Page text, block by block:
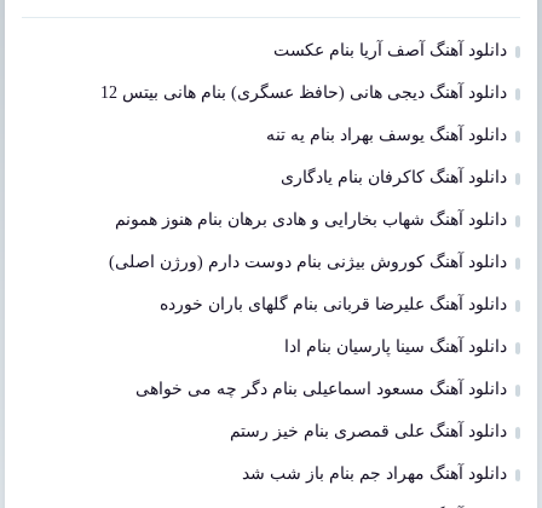
دانلود آهنگ آصف آریا بنام عکست
دانلود آهنگ دیجی هانی (حافظ عسگری) بنام هانی بیتس 12
دانلود آهنگ یوسف بهراد بنام یه تنه
دانلود آهنگ کاکرفان بنام یادگاری
دانلود آهنگ شهاب بخارایی و هادی برهان بنام هنوز همونم
دانلود آهنگ کوروش بیژنی بنام دوست دارم (ورژن اصلی)
دانلود آهنگ علیرضا قربانی بنام گلهای باران خورده
دانلود آهنگ سینا پارسیان بنام ادا
دانلود آهنگ مسعود اسماعیلی بنام دگر چه می خواهی
دانلود آهنگ علی قمصری بنام خیز رستم
دانلود آهنگ مهراد جم بنام باز شب شد